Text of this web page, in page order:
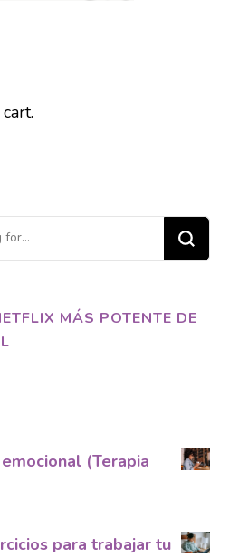
MÁS POTENTE DE
(Terapia
para trabajar tu